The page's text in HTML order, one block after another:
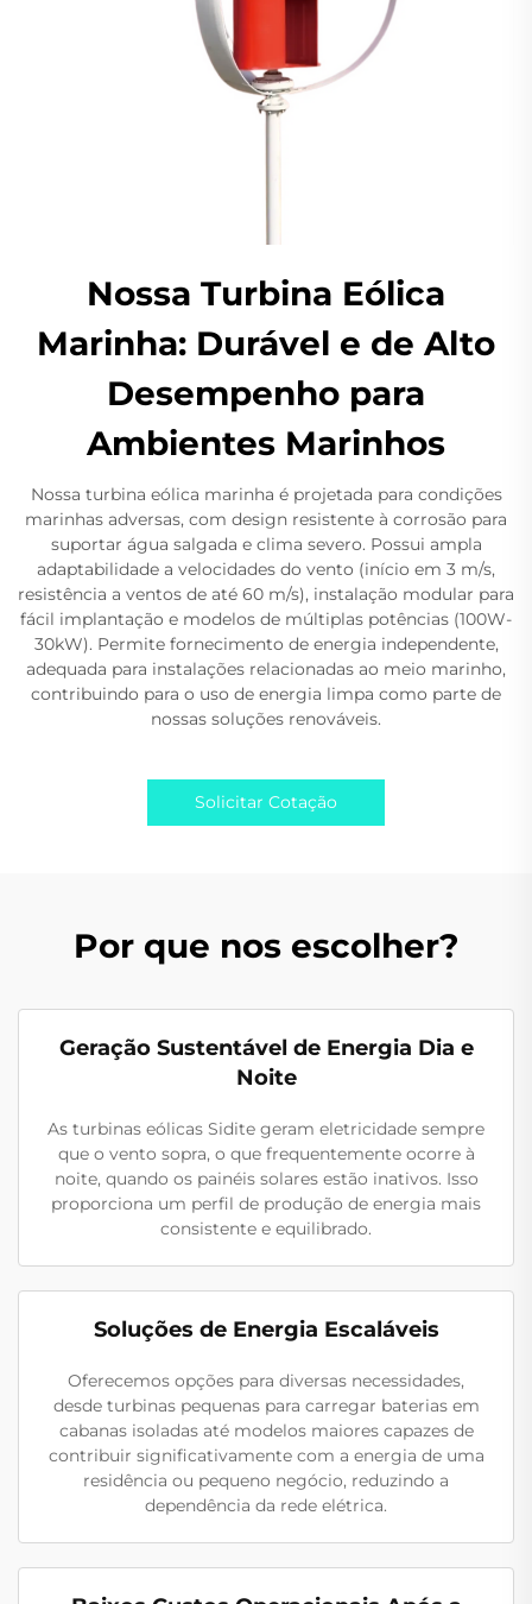
Nossa Turbina Eólica
Marinha: Durável e de Alto
Desempenho para
Ambientes Marinhos
Nossa turbina eólica marinha é projetada para condições
marinhas adversas, com design resistente à corrosão para
suportar água salgada e clima severo. Possui ampla
adaptabilidade a velocidades do vento (início em 3 m/s,
resistência a ventos de até 60 m/s), instalação modular para
fácil implantação e modelos de múltiplas potências (100W-
30kW). Permite fornecimento de energia independente,
adequada para instalações relacionadas ao meio marinho,
contribuindo para o uso de energia limpa como parte de
nossas soluções renováveis.
Solicitar Cotação
Por que nos escolher?
Geração Sustentável de Energia Dia e
Noite
As turbinas eólicas Sidite geram eletricidade sempre
que o vento sopra, o que frequentemente ocorre à
noite, quando os painéis solares estão inativos. Isso
proporciona um perfil de produção de energia mais
consistente e equilibrado.
Soluções de Energia Escaláveis
Oferecemos opções para diversas necessidades,
desde turbinas pequenas para carregar baterias em
cabanas isoladas até modelos maiores capazes de
contribuir significativamente com a energia de uma
residência ou pequeno negócio, reduzindo a
dependência da rede elétrica.